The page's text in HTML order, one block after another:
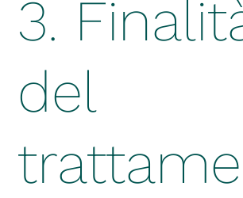
3.
del